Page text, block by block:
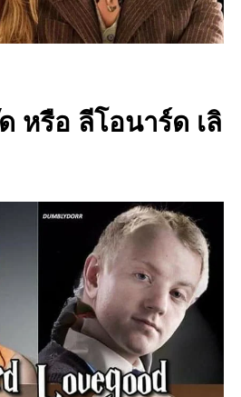
หรือ ลีโอนาร์ด เลิ